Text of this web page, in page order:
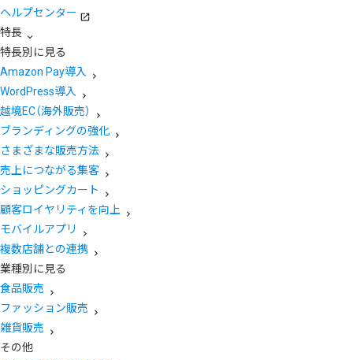
ヘルプセンター
特長
特長別に見る
Amazon Pay導入
WordPress導入
越境EC（海外販売）
ブランディングの強化
さまざまな販売方法
売上につながる集客
ショッピングカート
顧客ロイヤリティを向上
モバイルアプリ
複数店舗との連携
業種別に見る
食品販売
ファッション販売
雑貨販売
その他